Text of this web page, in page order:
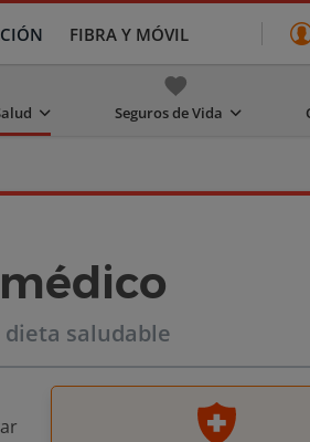
FIBRA Y MÓVIL
Seguros de Vida
saludable